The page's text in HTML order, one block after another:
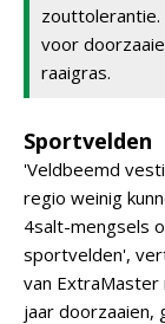
voor
raaigras.
Sportvelden
'Veldbeemd
regio weinig
4salt-mengsels
sportvelden',
van ExtraMaster
jaar doorzaaien,